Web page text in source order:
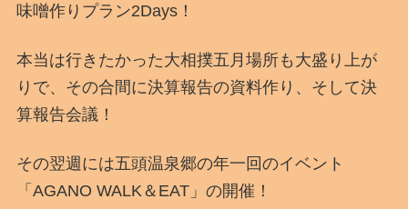
味噌作りプラン2Days！
本当は行きたかった大相撲五月場所も大盛り上が
りで、その合間に決算報告の資料作り、そして決
算報告会議！
その翌週には五頭温泉郷の年一回のイベント
「AGANO WALK＆EAT」の開催！